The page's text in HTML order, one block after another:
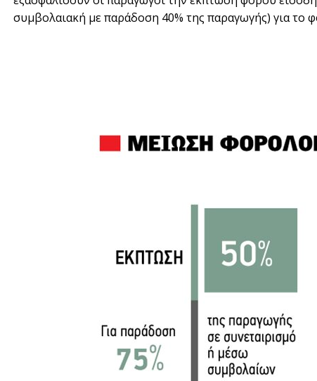
συµβολαιακή µε παράδοση 40% της παραγωγής) για το